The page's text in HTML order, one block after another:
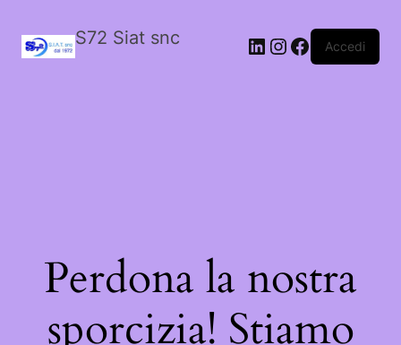
S72 Siat snc LinkedIn
Instagram
Facebook
Accedi
Perdona la nostra
sporcizia! Stiamo